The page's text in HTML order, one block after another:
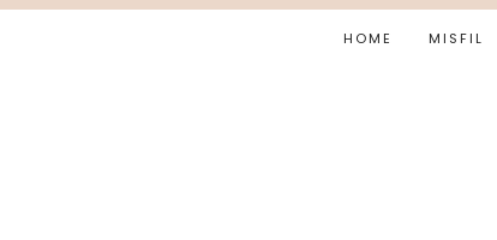
HOME MISFIL